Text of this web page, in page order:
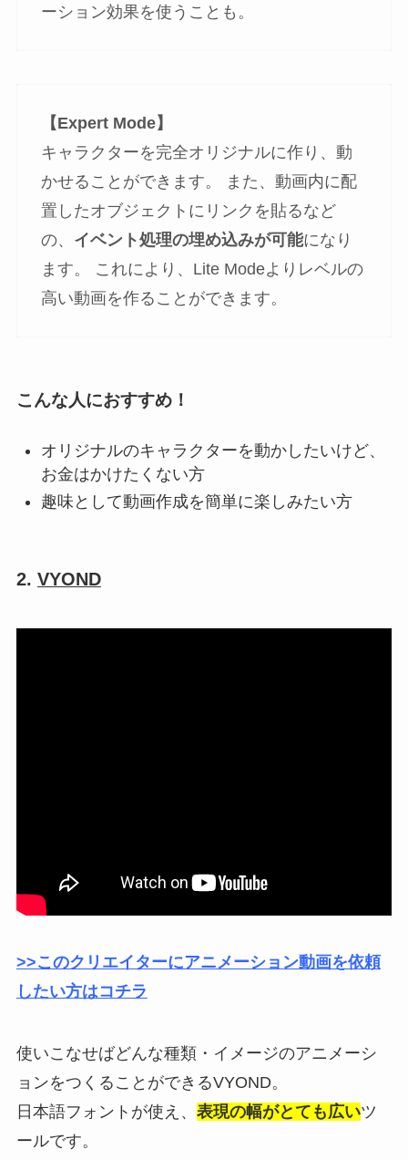
ーション効果を使うことも。
【Expert Mode】
キャラクターを完全オリジナルに作り、動
かせることができます。 また、動画内に配
置したオブジェクトにリンクを貼るなど
の、 イベント処理の埋め込みが可能になり
ます。 これにより、Lite Modeよりレベルの
高い動画を作ることができます。
こんな人におすすめ！
オリジナルのキャラクターを動かしたいけど、
お金はかけたくない方
趣味として動画作成を簡単に楽しみたい方
2. VYOND
>>このクリエイターにアニメーション動画を依頼
したい方はコチラ
使いこなせばどんな種類・イメージのアニメーシ
ョンをつくることができるVYOND。
日本語フォントが使え、 表現の幅がとても広いツ
ールです。